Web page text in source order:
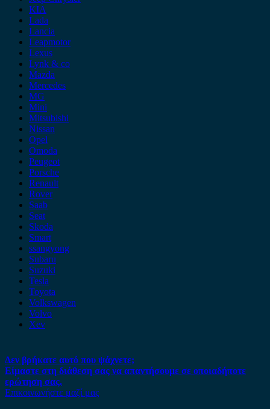
KIA
Lada
Lancia
Leapmotor
Lexus
Lynk & co
Mazda
Mercedes
MG
Mini
Mitsubishi
Nissan
Opel
Omoda
Peugeot
Porsche
Renault
Rover
Saab
Seat
Skoda
Smart
ssangyong
Subaru
Suzuki
Tesla
Toyota
Volkswagen
Volvo
Xev
Δεν βρήκατε αυτό που ψάχνετε;
Είμαστε στη διάθεση σας να απαντήσουμε σε οποιαδήποτε
ερώτηση σας.
Επικοινωνήστε μαζί μας